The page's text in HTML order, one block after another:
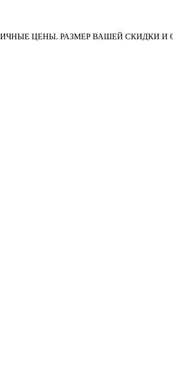
ЦЕНЫ. РАЗМЕР ВАШЕЙ СКИДКИ